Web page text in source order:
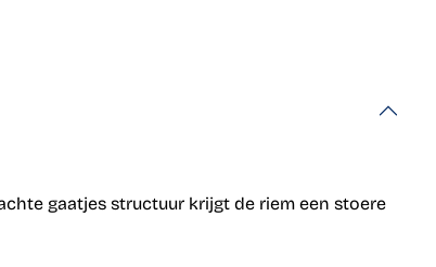
gaatjes structuur krijgt de riem een stoere